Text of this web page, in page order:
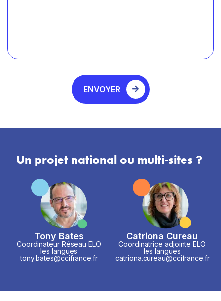
ENVOYER
Un projet national ou multi-sites ?
Tony Bates
Coordinateur Réseau ELO
les langues
tony.bates@ccifrance.fr
Catriona Cureau
Coordinatrice adjointe ELO
les langues
catriona.cureau@ccifrance.fr